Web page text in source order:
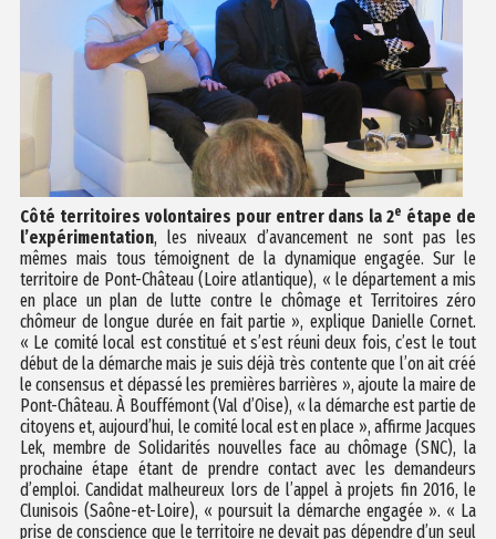
Côté territoires volontaires pour entrer dans la 2e étape de
l’expérimentation, les niveaux d’avancement ne sont pas les
mêmes mais tous témoignent de la dynamique engagée. Sur le
territoire de Pont-Château (Loire atlantique), « le département a mis
en place un plan de lutte contre le chômage et Territoires zéro
chômeur de longue durée en fait partie », explique Danielle Cornet.
« Le comité local est constitué et s’est réuni deux fois, c’est le tout
début de la démarche mais je suis déjà très contente que l’on ait créé
le consensus et dépassé les premières barrières », ajoute la maire de
Pont-Château. À Bouffémont (Val d’Oise), « la démarche est partie de
citoyens et, aujourd’hui, le comité local est en place », affirme Jacques
Lek, membre de Solidarités nouvelles face au chômage (SNC), la
prochaine étape étant de prendre contact avec les demandeurs
d’emploi. Candidat malheureux lors de l’appel à projets fin 2016, le
Clunisois (Saône-et-Loire), « poursuit la démarche engagée ». « La
prise de conscience que le territoire ne devait pas dépendre d’un seul